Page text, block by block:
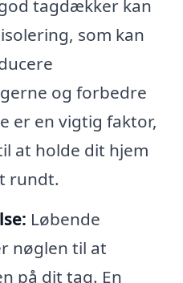
tagdækker kan
som kan
og forbedre
er en vigtig faktor,
at holde dit hjem
rundt.
Løbende
nøglen til at
på dit tag. En